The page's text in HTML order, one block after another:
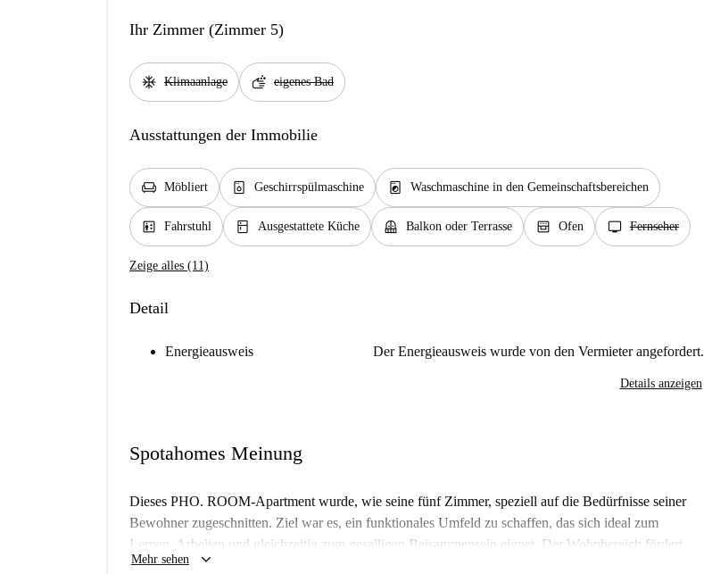
Ihr Zimmer (Zimmer 5)
ac_unit Klimaanlage soap eigenes Bad
Ausstattungen der Immobilie
chair Möbliert dishwasher_gen Geschirrspülmaschine local_laundry_service Waschmaschine in den Gemeinschaftsbereichen
elevator Fahrstuhl kitchen Ausgestattete Küche balcony Balkon oder Terrasse oven_gen Ofen tv Fernseher
Zeige alles (11)
Detail
Energieausweis Der Energieausweis wurde von den Vermieter angefordert.
Details anzeigen
Spotahomes Meinung
Dieses PHO. ROOM-Apartment wurde, wie seine fünf Zimmer, speziell auf die Bedürfnisse seiner
Bewohner zugeschnitten. Ziel war es, ein funktionales Umfeld zu schaffen, das sich ideal zum
Lernen, Arbeiten und gleichzeitig zum geselligen Beisammensein eignet. Der Wohnbereich fördert
das gemeinsame Wohnen und Lernen und bietet so eine wertvolle Möglichkeit zum Austausch, um
Mehr sehen keyboard_arrow_down